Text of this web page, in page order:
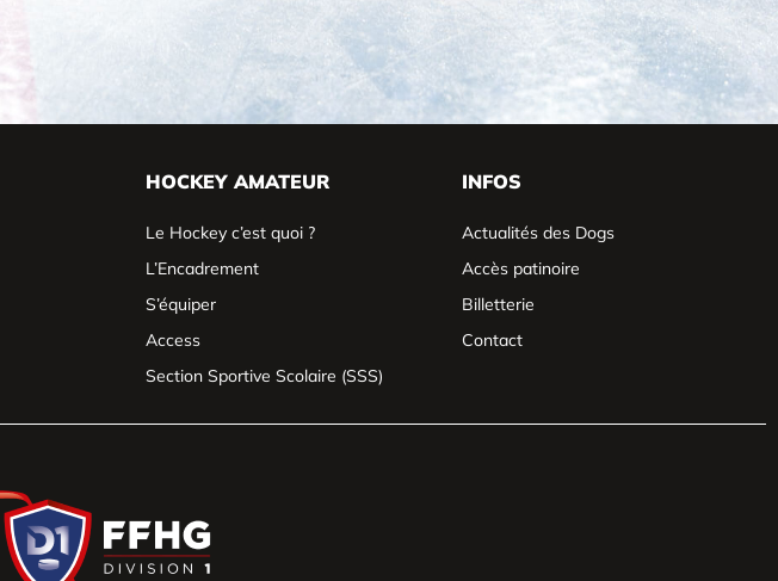
HOCKEY AMATEUR
Le Hockey c’est quoi ?
L’Encadrement
S’équiper
Access
Section Sportive Scolaire (SSS)
INFOS
Actualités des Dogs
Accès patinoire
Billetterie
Contact